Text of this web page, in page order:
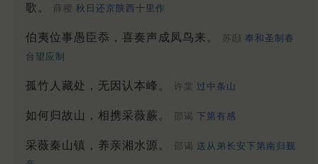
歌。
薛稷 秋日还京陕西十里作
伯夷位事愚臣忝，喜奏声成凤鸟来。 苏颋 奉和圣制春
台望应制
孤竹人藏处，无因认本峰。 许棠 过中条山
如何归故山，相携采薇蕨。 邵谒 下第有感
采薇秦山镇，养亲湘水源。 邵谒 送从弟长安下第南归觐